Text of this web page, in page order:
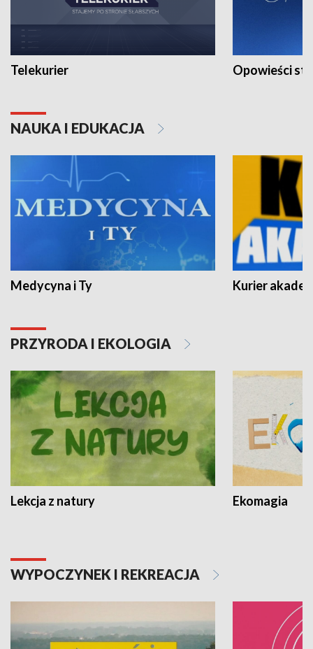
Telekurier Opowieści
NAUKA I EDUKACJA
Medycyna i Ty Kurier
PRZYRODA I EKOLOGIA
Lekcja z natury Ekomagia
WYPOCZYNEK I REKREACJA